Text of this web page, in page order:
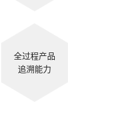
全过程产品
追溯能力